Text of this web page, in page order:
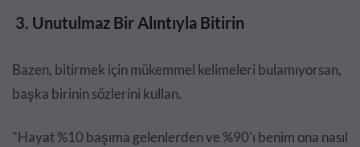
3. Unutulmaz Bir Alıntıyla Bitirin
Bazen, bitirmek için mükemmel kelimeleri bulamıyorsan,
başka birinin sözlerini kullan.
"Hayat %10 başıma gelenlerden ve %90'ı benim ona nasıl